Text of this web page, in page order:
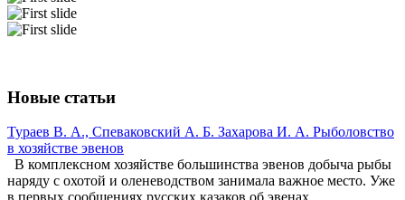
Новые статьи
Тураев В. А., Спеваковский А. Б. Захарова И. А. Рыболовство
в хозяйстве эвенов
В комплексном хозяйстве большинства эвенов добыча рыбы
наряду с охотой и оленеводством занимала важное место. Уже